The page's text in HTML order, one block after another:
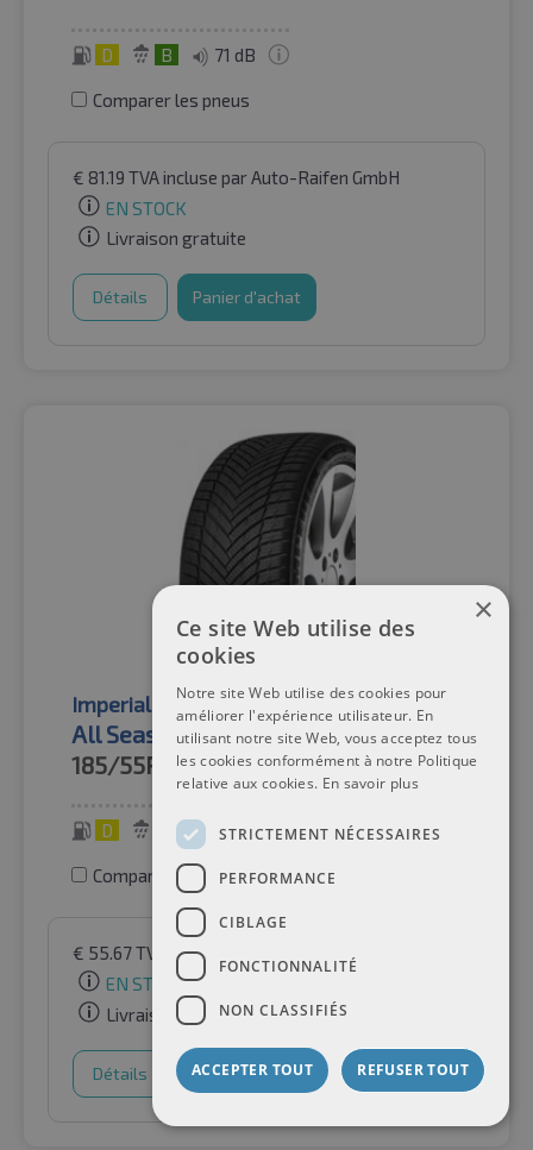
D B 71 dB
Comparer les pneus
€ 81.19 TVA incluse par Auto-Raifen GmbH
EN STOCK
Livraison gratuite
Détails Panier d'achat
Imperial Pneus toutes saisons
All Season Driver XL
185/55R16 87V
D 71 dB
Comparer les pneus
€ 55.67TVA incluse
par Auto-Raifen GmbH
EN STOCK
Livraison gratuite
Détails Panier d'achat
×
Ce site Web utilise des
cookies
Notre site Web utilise des cookies pour
améliorer l'expérience utilisateur. En
utilisant notre site Web, vous acceptez tous
les cookies conformément à notre Politique
relative aux cookies. En savoir plus
STRICTEMENT NÉCESSAIRES
PERFORMANCE
CIBLAGE
FONCTIONNALITÉ
NON CLASSIFIÉS
ACCEPTER TOUT REFUSER TOUT